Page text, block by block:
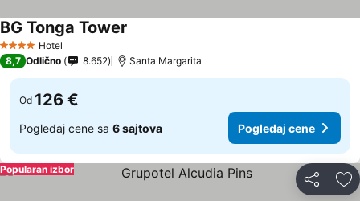
4 ZvezdiceHotel
BG Tonga Tower
8,7 Odlično 8.652 Santa Margarita
Od 126 €
Pogledaj cene sa 6 sajtova Pogledaj cene
Deli
Popularan izbor